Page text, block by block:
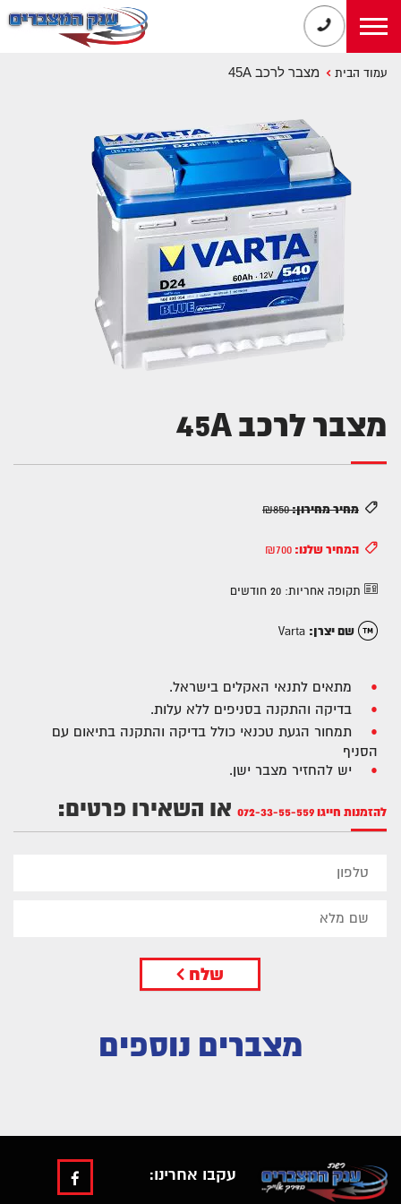
עמוד הבית מצבר לרכב 45A
מצבר לרכב 45A
מחיר מחירון:₪850
המחיר שלנו: ₪700
תקופה אחריות: 20 חודשים
שם יצרן: Varta
מתאים לתנאי האקלים בישראל.
בדיקה והתקנה בסניפים ללא עלות.
תמחור הגעת טכנאי כולל בדיקה והתקנה בתיאום עם
הסניף
יש להחזיר מצבר ישן.
להזמנות חייגו072-33-55-559 או השאירו פרטים:
שלח
מצברים נוספים
עקבו אחרינו: